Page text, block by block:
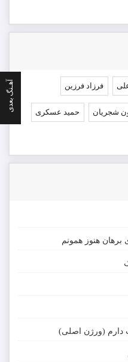
آهـنگ بعدی فرزاد فرزین
شجریان حمید عسکری
برهان هنوز همونم
دارم (ورژن اصلی)